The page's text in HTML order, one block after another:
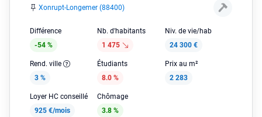
Xonrupt-Longemer (88400)
Différence
-54 %
Nb. d'habitants
1 475
Niv. de vie/hab
24 300 €
Rend. ville
3 %
Étudiants
8.0 %
Prix au m²
2 283
Loyer HC conseillé
925 €/mois
Chômage
3.8 %